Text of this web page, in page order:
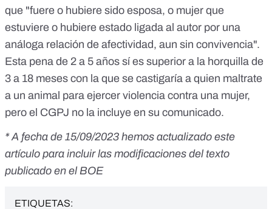
que "fuere o hubiere sido esposa, o mujer que
estuviere o hubiere estado ligada al autor por una
análoga relación de afectividad, aun sin convivencia".
Esta pena de 2 a 5 años sí es superior a la horquilla de
3 a 18 meses con la que se castigaría a quien maltrate
a un animal para ejercer violencia contra una mujer,
pero el CGPJ no la incluye en su comunicado.
* A fecha de 15/09/2023 hemos actualizado este
artículo para incluir las modificaciones del texto
publicado en el BOE
ETIQUETAS: